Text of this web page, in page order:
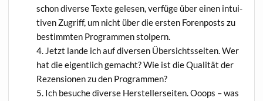
schon diver­se Tex­te gele­sen, ver­fü­ge über einen intui­
ti­ven Zugriff, um nicht über die ers­ten Foren­posts zu
bestimm­ten Pro­gram­men stolpern.
Jetzt lan­de ich auf diver­sen Über­sichts­sei­ten. Wer
hat die eigent­lich gemacht? Wie ist die Qua­li­tät der
Rezen­sio­nen zu den Programmen?
Ich besu­che diver­se Her­stel­ler­sei­ten. Ooops – was